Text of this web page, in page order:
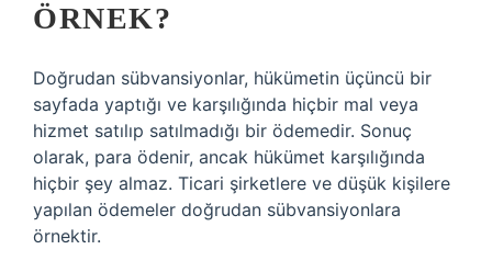
ÖRNEK?
Doğrudan sübvansiyonlar, hükümetin üçüncü bir
sayfada yaptığı ve karşılığında hiçbir mal veya
hizmet satılıp satılmadığı bir ödemedir. Sonuç
olarak, para ödenir, ancak hükümet karşılığında
hiçbir şey almaz. Ticari şirketlere ve düşük kişilere
yapılan ödemeler doğrudan sübvansiyonlara
örnektir.